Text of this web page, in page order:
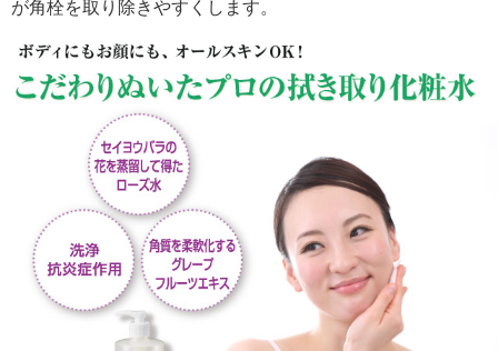
が角栓を取り除きやすくします。